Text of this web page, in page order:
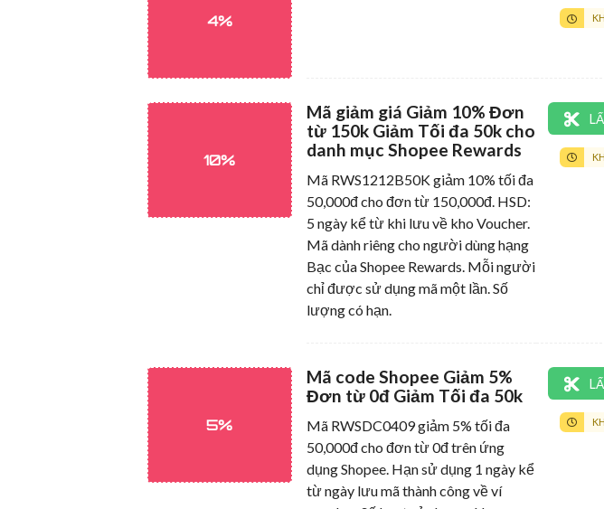
4%
10%
Mã giảm giá Giảm 10% Đơn
từ 150k Giảm Tối đa 50k cho
danh mục Shopee Rewards
Mã RWS1212B50K giảm 10% tối đa
50,000đ cho đơn từ 150,000đ. HSD:
5 ngày kể từ khi lưu về kho Voucher.
Mã dành riêng cho người dùng hạng
Bạc của Shopee Rewards. Mỗi người
chỉ được sử dụng mã một lần. Số
lượng có hạn.
5%
Mã code Shopee Giảm 5%
Đơn từ 0đ Giảm Tối đa 50k
Mã RWSDC0409 giảm 5% tối đa
50,000đ cho đơn từ 0đ trên ứng
dụng Shopee. Hạn sử dụng 1 ngày kể
từ ngày lưu mã thành công về ví